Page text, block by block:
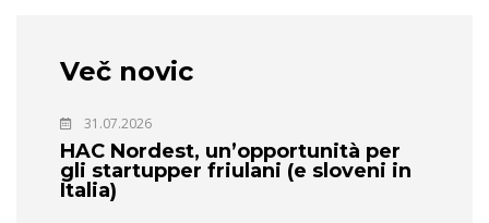
Več novic
31.07.2026
HAC Nordest, un’opportunità per
gli startupper friulani (e sloveni in
Italia)